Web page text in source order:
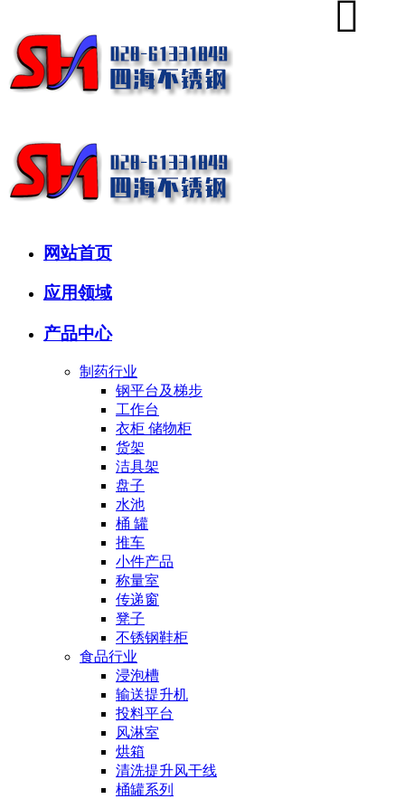
网站首页
应用领域
产品中心
制药行业
钢平台及梯步
工作台
衣柜 储物柜
货架
洁具架
盘子
水池
桶 罐
推车
小件产品
称量室
传递窗
凳子
不锈钢鞋柜
食品行业
浸泡槽
输送提升机
投料平台
风淋室
烘箱
清洗提升风干线
桶罐系列